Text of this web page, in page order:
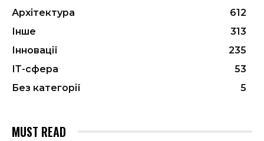
Архітектура
612
Інше
313
Інновації
235
ІТ-сфера
53
Без категорії
5
MUST READ